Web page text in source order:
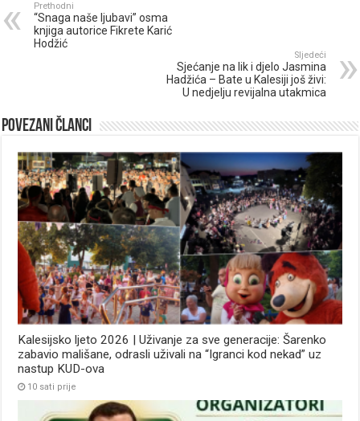
Prethodni
“Snaga naše ljubavi” osma
knjiga autorice Fikrete Karić
Hodžić
Sljedeći
Sjećanje na lik i djelo Jasmina
Hadžića – Bate u Kalesiji još živi:
U nedjelju revijalna utakmica
Povezani članci
Kalesijsko ljeto 2026 | Uživanje za sve generacije: Šarenko
zabavio mališane, odrasli uživali na “Igranci kod nekad” uz
nastup KUD-ova
10 sati prije